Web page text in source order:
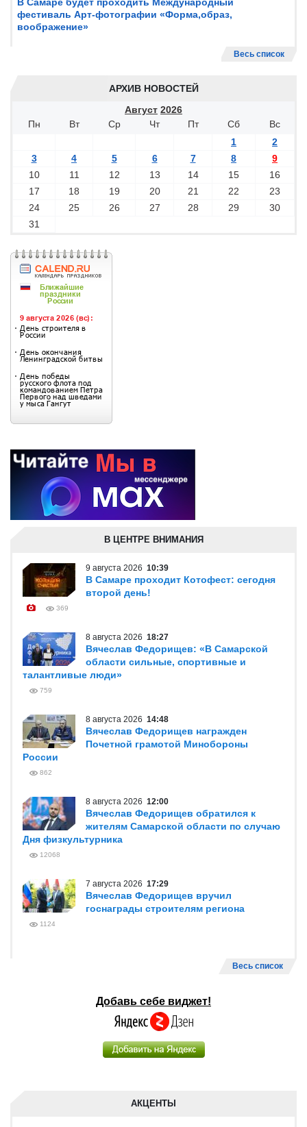
фестиваль Арт-фотографии «Форма,образ,
воображение»
Весь список
АРХИВ НОВОСТЕЙ
Август 2026
Пн
Вт Ср Чт Пт Сб
Вс
1
2
3
4 5 6 7 8
9
10
11 12 13 14 15
16
17
18 19 20 21 22
23
24
25 26 27 28 29
30
31
В ЦЕНТРЕ ВНИМАНИЯ
9 августа 2026 10:39
В Самаре проходит Котофест: сегодня
второй день!
369
8 августа 2026 18:27
Вячеслав Федорищев: «В Самарской
области сильные, спортивные и
талантливые люди»
759
8 августа 2026 14:48
Вячеслав Федорищев награжден
Почетной грамотой Минобороны
России
862
8 августа 2026 12:00
Вячеслав Федорищев обратился к
жителям Самарской области по случаю
Дня физкультурника
12068
7 августа 2026 17:29
Вячеслав Федорищев вручил
госнаграды строителям региона
1124
Весь список
Добавь себе виджет!
АКЦЕНТЫ